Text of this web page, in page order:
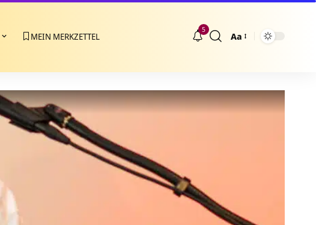
MEIN MERKZETTEL
5
Größenänderung
Aa